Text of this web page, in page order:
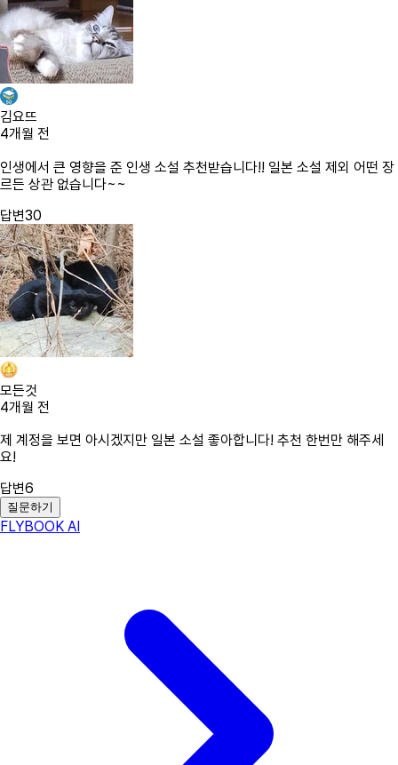
김요뜨
4개월 전
인생에서 큰 영향을 준 인생 소설 추천받습니다!! 일본 소설 제외 어떤 장
르든 상관 없습니다~~
답변30
모든것
4개월 전
제 계정을 보면 아시겠지만 일본 소설 좋아합니다! 추천 한번만 해주세
요!
답변6
질문하기
FLYBOOK AI